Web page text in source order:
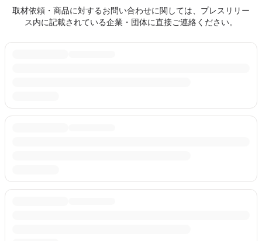
取材依頼・商品に対するお問い合わせに関しては、プレスリリー
ス内に記載されている企業・団体に直接ご連絡ください。